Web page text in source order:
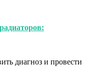
диагноз и провести